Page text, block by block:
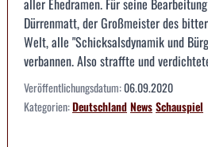
Dürrenmatt, der Großmeister des
Welt, alle "Schicksalsdynamik und
verbannen. Also straffte und
Veröffentlichungsdatum:06.09.2020
Kategorien:DeutschlandNewsSchauspiel